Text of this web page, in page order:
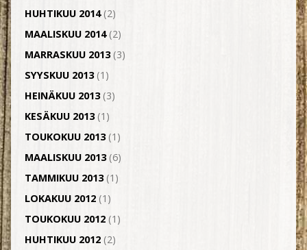
HUHTIKUU 2014(2)
MAALISKUU 2014(2)
MARRASKUU 2013(3)
SYYSKUU 2013(1)
HEINÄKUU 2013(3)
KESÄKUU 2013(1)
TOUKOKUU 2013(1)
MAALISKUU 2013(6)
TAMMIKUU 2013(1)
LOKAKUU 2012(1)
TOUKOKUU 2012(1)
HUHTIKUU 2012(2)